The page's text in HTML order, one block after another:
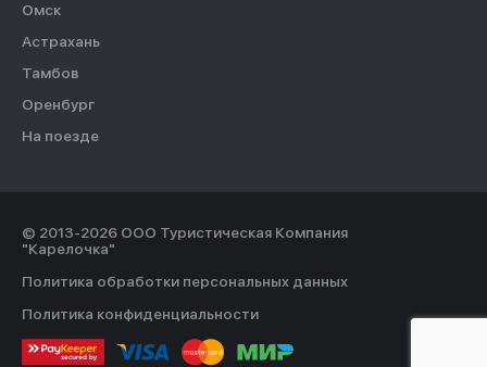
Омск
Астрахань
Тамбов
Оренбург
На поезде
© 2013-2026 ООО Туристическая Компания
"Карелочка"
Политика обработки персональных данных
Политика конфиденциальности